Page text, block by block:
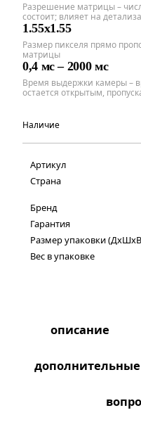
Разрешение матрицы –
состоит; влияет на
1.55x1.55
Размер пикселя прямо
матрицы
0,4 мс – 2000 мс
Время выдержки камеры –
остается открытым,
Наличие
Артикул
Страна
Бренд
Гарантия
Размер упаковки
Вес в упаковке
описание